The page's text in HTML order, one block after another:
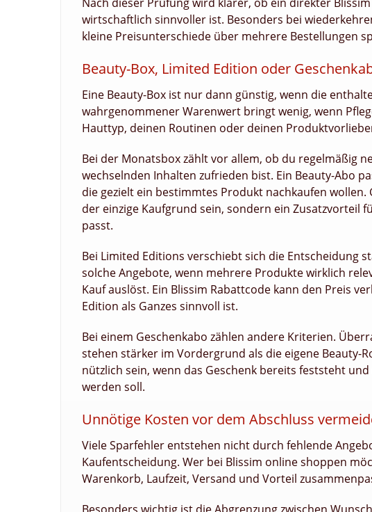
wirtschaftlich sinnvoller ist. Besonders bei
kleine Preisunterschiede über mehrere Bestellungen
Beauty-Box, Limited Edition oder
Eine Beauty-Box ist nur dann günstig, wenn die
wahrgenommener Warenwert bringt wenig, wenn
Hauttyp, deinen Routinen oder deinen
Bei der Monatsbox zählt vor allem, ob du regelmäßig
wechselnden Inhalten zufrieden bist. Ein Beauty-Abo
die gezielt ein bestimmtes Produkt nachkaufen
der einzige Kaufgrund sein, sondern ein Zusatzvorteil
passt.
Bei Limited Editions verschiebt sich die Entscheidung
solche Angebote, wenn mehrere Produkte wirklich
Kauf auslöst. Ein Blissim Rabattcode kann den Preis
Edition als Ganzes sinnvoll ist.
Bei einem Geschenkabo zählen andere Kriterien.
stehen stärker im Vordergrund als die eigene Beauty-
nützlich sein, wenn das Geschenk bereits feststeht
werden soll.
Unnötige Kosten vor dem Abschluss
Viele Sparfehler entstehen nicht durch fehlende
Kaufentscheidung. Wer bei Blissim online shoppen
Warenkorb, Laufzeit, Versand und Vorteil